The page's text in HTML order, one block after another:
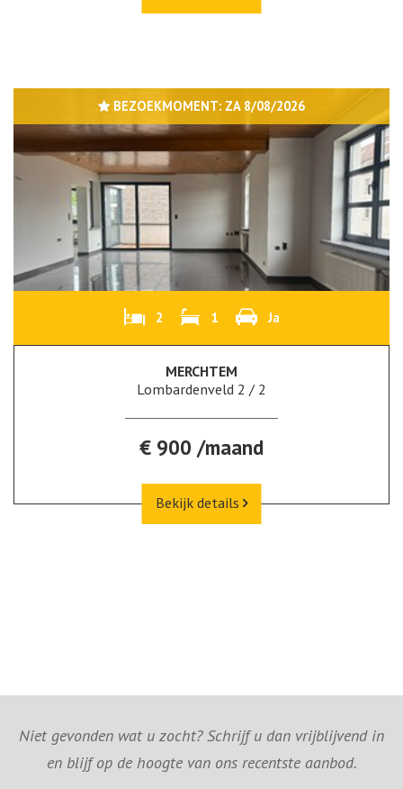
BEZOEKMOMENT: ZA 8/08/2026
2 1 Ja
MERCHTEM
Lombardenveld 2 / 2
€ 900 /maand
Bekijk details
Niet gevonden wat u zocht? Schrijf u dan vrijblijvend in
en blijf op de hoogte van ons recentste aanbod.